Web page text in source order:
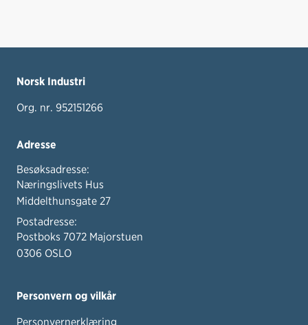
Norsk Industri
Org. nr. 952151266
Adresse
Besøksadresse:
Næringslivets Hus
Middelthunsgate 27
Postadresse:
Postboks 7072 Majorstuen
0306 OSLO
Personvern og vilkår
Personvernerklæring